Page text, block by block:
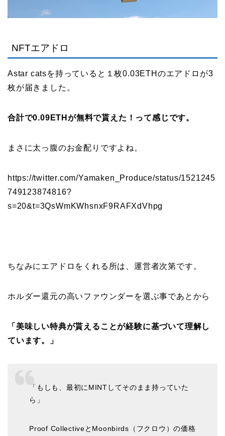
NFTエアドロ
Astar catsを持っていると１枚0.03ETHのエアドロが3
枚が届きました。
合計で0.09ETHが無料で貰えた！って感じです。
まさに太っ腹のお金配りですよね。
https://twitter.com/Yamaken_Produce/status/1521245
749123874816?
s=20&t=3QsWmKWhsnxF9RAFXdVhpg
ちなみにエアドロをくれる所は、運営者次第です。
ホルダー還元の高いファウンダーを選ぶ事であとから
「美味しい特典が貰えることが経験に基づいて理解し
ています。」
「もしも、最初にMINTしてそのまま持っていた
ら」
Proof CollectiveとMoonbirds（フクロウ）の価格